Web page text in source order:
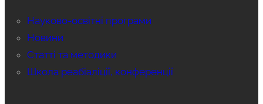
Науково-освітні програми
Новини
Статті та методики
Школа реабіаліції, конференції